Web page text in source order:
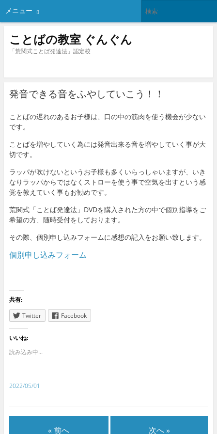
メニュー
ことばの教室 ぐんぐん
「荒関式ことば発達法」認定校
発音できる音をふやしていこう！！
ことばの遅れのあるお子様は、口の中の筋肉を使う機会が少ない
です。
ことばを増やしていく為には発音出来る音を増やしていく事が大
切です。
ラッパが吹けないというお子様も多くいらっしゃいますが、いき
なりラッパからではなくストローを使う事で空気を出すという感
覚を教えていく事もお勧めです。
荒関式「ことば発達法」DVDを購入された方の中で個別指導をご
希望の方、随時受付をしております。
その際、個別申し込みフォームに感想の記入をお願い致します。
個別申し込みフォーム
共有:
Twitter
Facebook
いいね:
読み込み中...
2022/05/01
« 前へ 次へ »